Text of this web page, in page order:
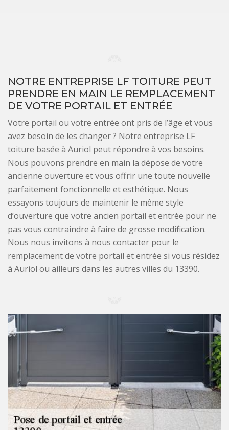
NOTRE ENTREPRISE LF TOITURE PEUT
PRENDRE EN MAIN LE REMPLACEMENT
DE VOTRE PORTAIL ET ENTRÉE
Votre portail ou votre entrée ont pris de l’âge et vous
avez besoin de les changer ? Notre entreprise LF
toiture basée à Auriol peut répondre à vos besoins.
Nous pouvons prendre en main la dépose de votre
ancienne ouverture et vous offrir une toute nouvelle
parfaitement fonctionnelle et esthétique. Nous
essayons toujours de maintenir le même style
d’ouverture que votre ancien portail et entrée pour ne
pas vous contraindre à faire de grosse modification.
Nous nous invitons à nous contacter pour le
remplacement de votre portail et entrée si vous résidez
à Auriol ou ailleurs dans les autres villes du 13390.